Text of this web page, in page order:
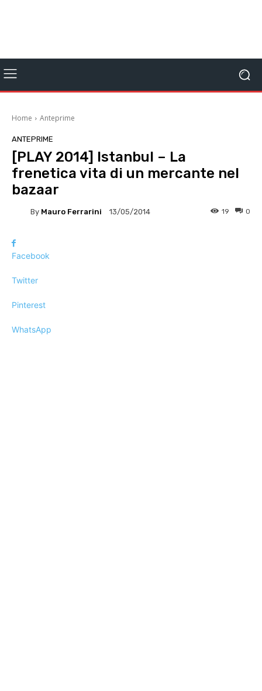
Home Anteprime
ANTEPRIME
[PLAY 2014] Istanbul – La
frenetica vita di un mercante nel
bazaar
By Mauro Ferrarini 13/05/2014 0
19
Facebook
Twitter
Pinterest
WhatsApp